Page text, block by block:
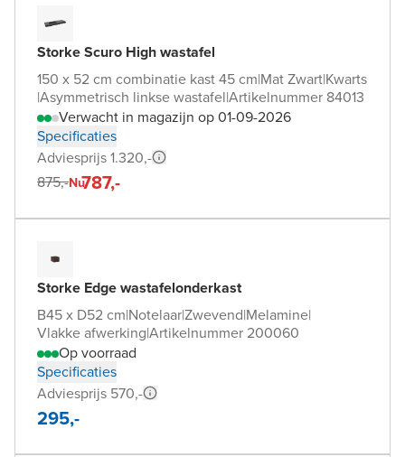
Storke Scuro High wastafel
150 x 52 cm combinatie kast 45 cm|Mat Zwart|Kwarts
|Asymmetrisch linkse wastafel|Artikelnummer 84013
Verwacht in magazijn op 01-09-2026
Specificaties
Adviesprijs 1.320,-
875,-Nu787,-
Storke Edge wastafelonderkast
B45 x D52 cm|Notelaar|Zwevend|Melamine|
Vlakke afwerking|Artikelnummer 200060
Op voorraad
Specificaties
Adviesprijs 570,-
295,-